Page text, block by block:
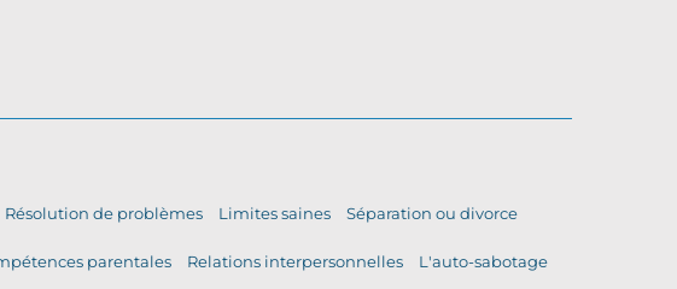
Résolution de problèmes Limites saines Séparation ou divorce
parentales Relations interpersonnelles L'auto-sabotage